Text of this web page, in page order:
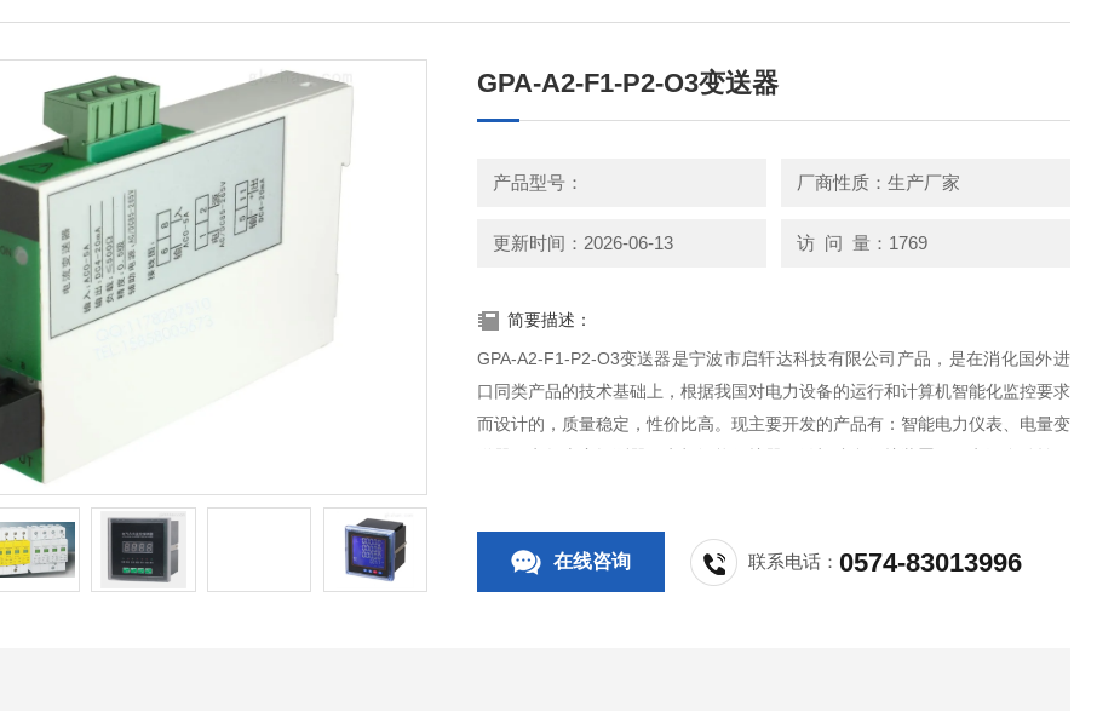
GPA-A2-F1-P2-O3变送器
产品型号： 厂商性质：生产厂家
更新时间：2026-06-13 访 问 量：1769
简要描述：
GPA-A2-F1-P2-O3变送器是宁波市启轩达科技有限公司产品，是在消化国外进
口同类产品的技术基础上，根据我国对电力设备的运行和计算机智能化监控要求
而设计的，质量稳定，性价比高。现主要开发的产品有：智能电力仪表、电量变
送器、电气火灾探测器、电机智能保护器、微机综合保护装置、双电源自动转换
在线咨询 联系电话：0574-83013996